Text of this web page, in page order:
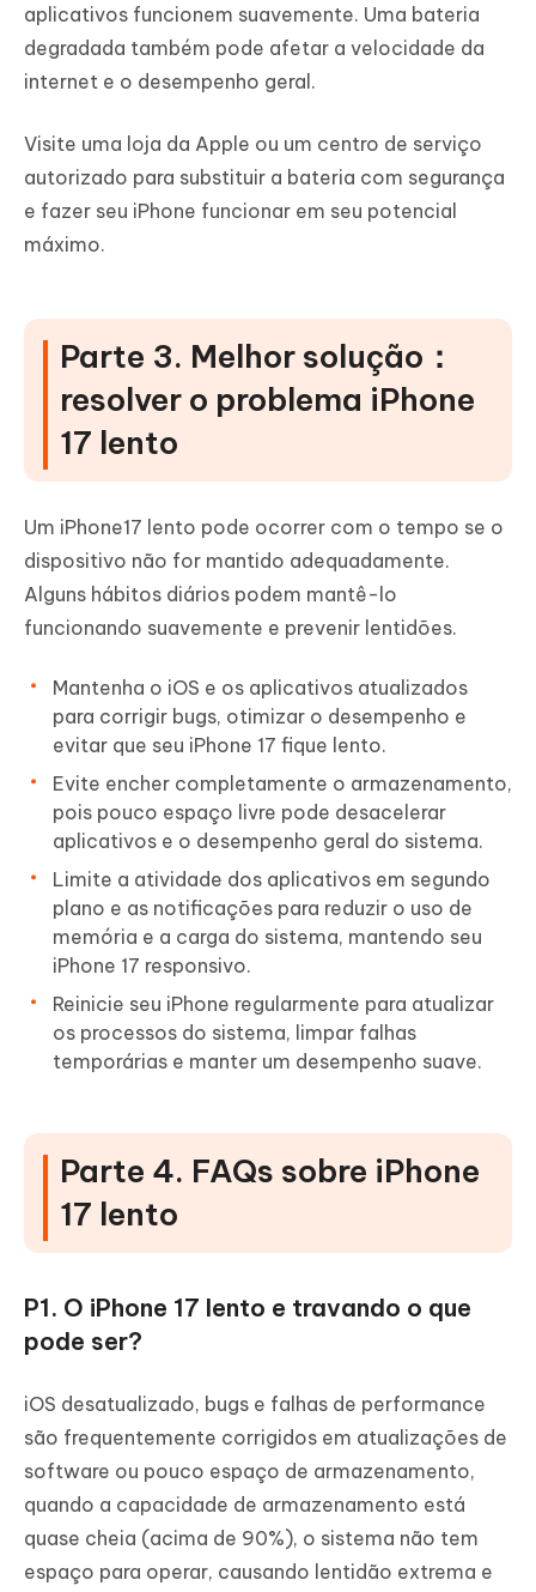
aplicativos funcionem suavemente. Uma bateria
degradada também pode afetar a velocidade da
internet e o desempenho geral.
Visite uma loja da Apple ou um centro de serviço
autorizado para substituir a bateria com segurança
e fazer seu iPhone funcionar em seu potencial
máximo.
Parte 3. Melhor solução：
resolver o problema iPhone
17 lento
Um iPhone17 lento pode ocorrer com o tempo se o
dispositivo não for mantido adequadamente.
Alguns hábitos diários podem mantê-lo
funcionando suavemente e prevenir lentidões.
Mantenha o iOS e os aplicativos atualizados
para corrigir bugs, otimizar o desempenho e
evitar que seu iPhone 17 fique lento.
Evite encher completamente o armazenamento,
pois pouco espaço livre pode desacelerar
aplicativos e o desempenho geral do sistema.
Limite a atividade dos aplicativos em segundo
plano e as notificações para reduzir o uso de
memória e a carga do sistema, mantendo seu
iPhone 17 responsivo.
Reinicie seu iPhone regularmente para atualizar
os processos do sistema, limpar falhas
temporárias e manter um desempenho suave.
Parte 4. FAQs sobre iPhone
17 lento
P1. O iPhone 17 lento e travando o que
pode ser?
iOS desatualizado, bugs e falhas de performance
são frequentemente corrigidos em atualizações de
software ou pouco espaço de armazenamento,
quando a capacidade de armazenamento está
quase cheia (acima de 90%), o sistema não tem
espaço para operar, causando lentidão extrema e